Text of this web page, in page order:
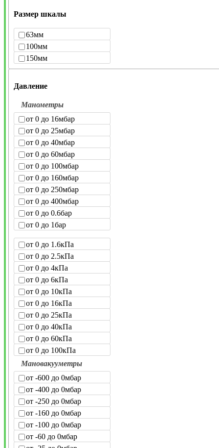
Размер шкалы
63мм
100мм
150мм
Давление
Манометры
от 0 до 16мбар
от 0 до 25мбар
от 0 до 40мбар
от 0 до 60мбар
от 0 до 100мбар
от 0 до 160мбар
от 0 до 250мбар
от 0 до 400мбар
от 0 до 0.6бар
от 0 до 1бар
от 0 до 1.6кПа
от 0 до 2.5кПа
от 0 до 4кПа
от 0 до 6кПа
от 0 до 10кПа
от 0 до 16кПа
от 0 до 25кПа
от 0 до 40кПа
от 0 до 60кПа
от 0 до 100кПа
Мановакууметры
от -600 до 0мбар
от -400 до 0мбар
от -250 до 0мбар
от -160 до 0мбар
от -100 до 0мбар
от -60 до 0мбар